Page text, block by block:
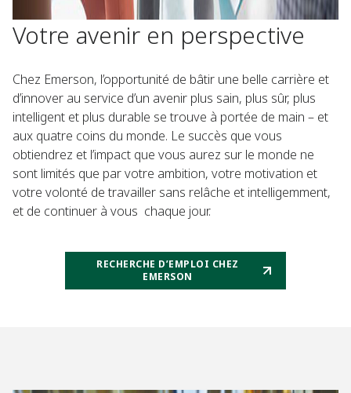
Votre avenir en perspective
Chez Emerson, l’opportunité de bâtir une belle carrière et
d’innover au service d’un avenir plus sain, plus sûr, plus
intelligent et plus durable se trouve à portée de main – et
aux quatre coins du monde. Le succès que vous
obtiendrez et l’impact que vous aurez sur le monde ne
sont limités que par votre ambition, votre motivation et
votre volonté de travailler sans relâche et intelligemment,
et de continuer à vous chaque jour.
RECHERCHE D’EMPLOI CHEZ
EMERSON